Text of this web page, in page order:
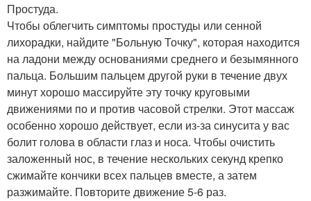
Простуда.
Чтобы облегчить симптомы простуды или сенной
лихорадки, найдите "Больную Точку", которая находится
на ладони между основаниями среднего и безымянного
пальца. Большим пальцем другой руки в течение двух
минут хорошо массируйте эту точку круговыми
движениями по и против часовой стрелки. Этот массаж
особенно хорошо действует, если из-за синусита у вас
болит голова в области глаз и носа. Чтобы очистить
заложенный нос, в течение нескольких секунд крепко
сжимайте кончики всех пальцев вместе, а затем
разжимайте. Повторите движение 5-6 раз.